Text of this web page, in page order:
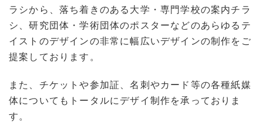
ラシから、落ち着きのある大学・専門学校の案内チラ
シ、研究団体・学術団体のポスターなどのあらゆるテ
イストのデザインの非常に幅広いデザインの制作をご
提案しております。
また、チケットや参加証、名刺やカード等の各種紙媒
体についてもトータルにデザイ制作を承っておりま
す。